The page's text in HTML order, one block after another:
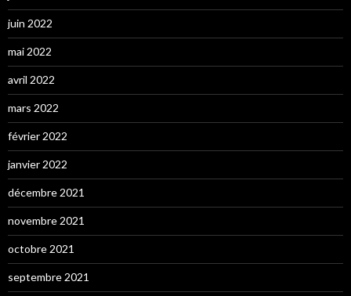
juin 2022
mai 2022
avril 2022
mars 2022
février 2022
janvier 2022
décembre 2021
novembre 2021
octobre 2021
septembre 2021